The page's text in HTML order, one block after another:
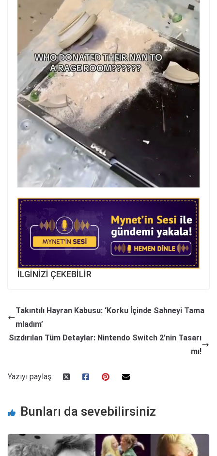
İLGİNİZİ ÇEKEBİLİR
Takıntılı Hayran Kabusu: ‘Korku İçinde Sahneyi Tama
mladım’
Sızdırılan Tüm Detaylar: Nintendo Switch 2’nin Tasarı
mı!
Yazıyı paylaş:
Bunları da sevebilirsiniz